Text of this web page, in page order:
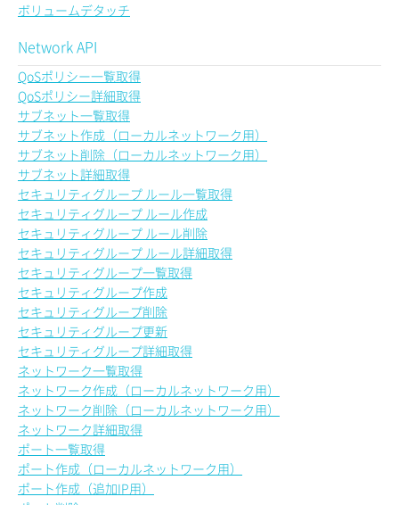
ボリュームデタッチ
Network API
QoSポリシー一覧取得
QoSポリシー詳細取得
サブネット一覧取得
サブネット作成（ローカルネットワーク用）
サブネット削除（ローカルネットワーク用）
サブネット詳細取得
セキュリティグループ ルール一覧取得
セキュリティグループ ルール作成
セキュリティグループ ルール削除
セキュリティグループ ルール詳細取得
セキュリティグループ一覧取得
セキュリティグループ作成
セキュリティグループ削除
セキュリティグループ更新
セキュリティグループ詳細取得
ネットワーク一覧取得
ネットワーク作成（ローカルネットワーク用）
ネットワーク削除（ローカルネットワーク用）
ネットワーク詳細取得
ポート一覧取得
ポート作成（ローカルネットワーク用）
ポート作成（追加IP用）